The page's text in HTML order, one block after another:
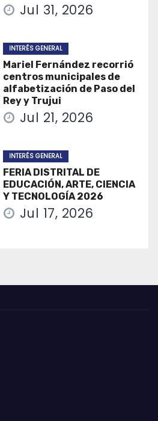
Jul 31, 2026
INTERÉS GENERAL
Mariel Fernández recorrió
centros municipales de
alfabetización de Paso del
Rey y Trujui
Jul 21, 2026
INTERÉS GENERAL
FERIA DISTRITAL DE
EDUCACIÓN, ARTE, CIENCIA
Y TECNOLOGÍA 2026
Jul 17, 2026